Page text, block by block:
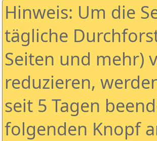
Hinweis: Um die
tägliche
Seiten und mehr)
reduzieren,
seit 5 Tagen
folgenden Knopf